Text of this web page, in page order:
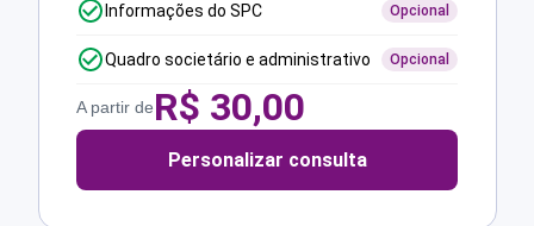
Informações do SPC Opcional
Quadro societário e administrativo Opcional
A partir deR$ 30,00
Personalizar consulta